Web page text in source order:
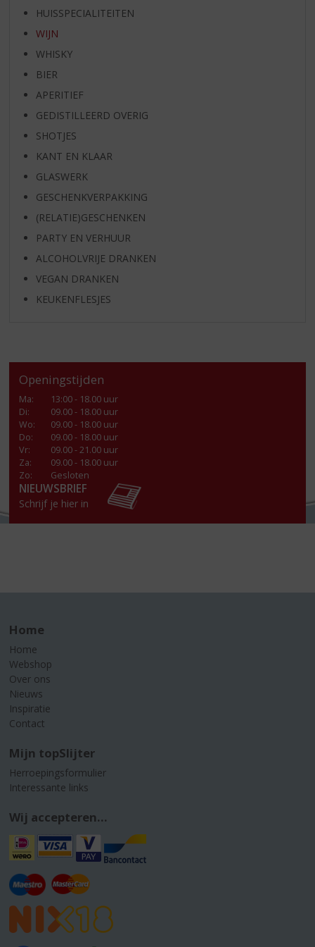
HUISSPECIALITEITEN
WIJN
WHISKY
BIER
APERITIEF
GEDISTILLEERD OVERIG
SHOTJES
KANT EN KLAAR
GLASWERK
GESCHENKVERPAKKING
(RELATIE)GESCHENKEN
PARTY EN VERHUUR
ALCOHOLVRIJE DRANKEN
VEGAN DRANKEN
KEUKENFLESJES
Openingstijden
Ma:
13:00 - 18.00 uur
Di:
09.00 - 18.00 uur
Wo:
09.00 - 18.00 uur
Do:
09.00 - 18.00 uur
Vr:
09.00 - 21.00 uur
Za:
09.00 - 18.00 uur
Zo:
Gesloten
NIEUWSBRIEF
Schrijf je hier in
Home
Home
Webshop
Over ons
Nieuws
Inspiratie
Contact
Mijn topSlijter
Herroepingsformulier
Interessante links
Wij accepteren...